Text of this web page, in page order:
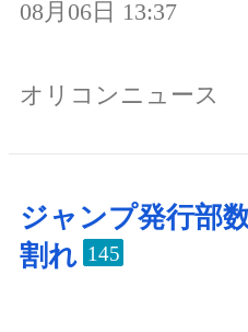
08月06日 13:37
オリコンニュース
ジャンプ発行部
割れ 145